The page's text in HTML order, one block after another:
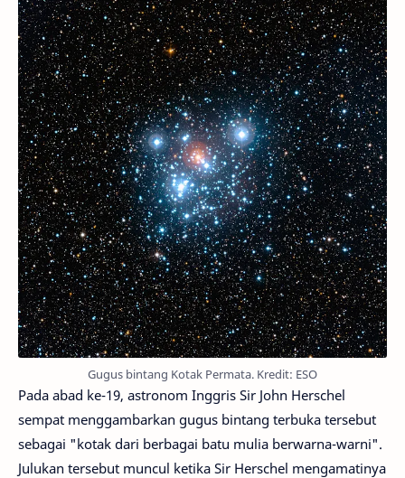
Gugus bintang Kotak Permata. Kredit: ESO
Pada abad ke-19, astronom Inggris Sir John Herschel
sempat menggambarkan gugus bintang terbuka tersebut
sebagai "kotak dari berbagai batu mulia berwarna-warni".
Julukan tersebut muncul ketika Sir Herschel mengamatinya